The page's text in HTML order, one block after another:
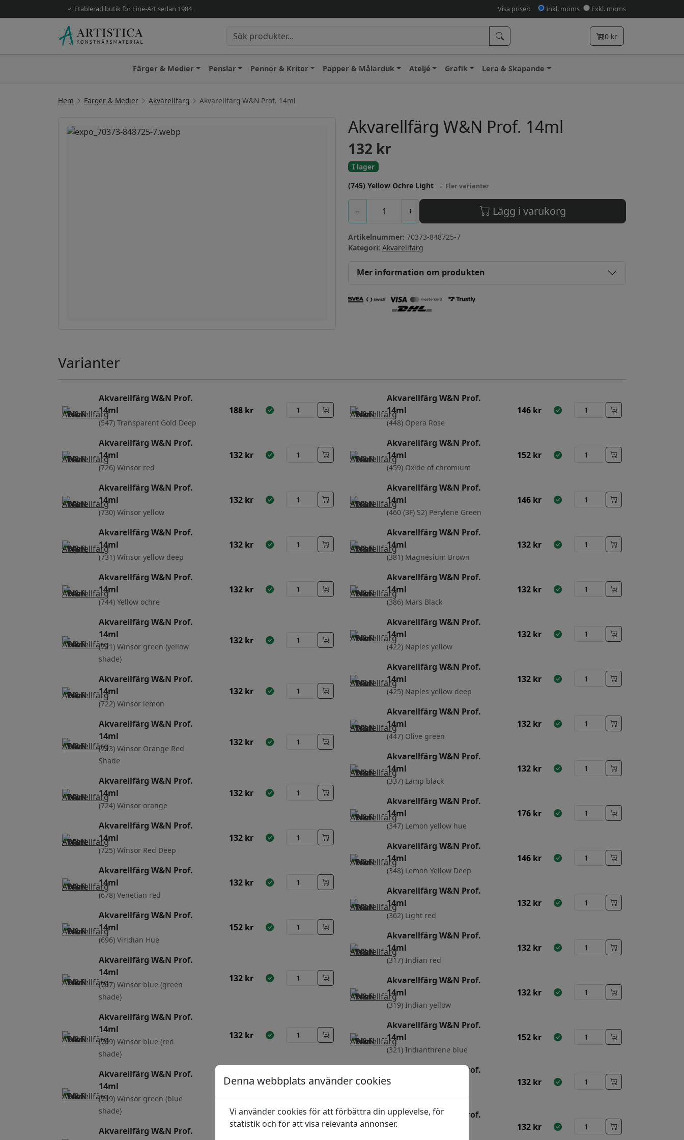
Etablerad butik för Fine-Art sedan 1984 Visa priser: Inkl. moms Exkl. moms
0 kr
Färger & Medier Penslar Pennor & Kritor Papper & Målarduk Ateljé Grafik Lera & Skapande
Hem Färger & Medier Akvarellfärg Akvarellfärg W&N Prof. 14ml
Akvarellfärg W&N Prof. 14ml
132 kr
I lager
(745) Yellow Ochre Light
Fler varianter
− + Lägg i varukorg
Artikelnummer: 70373-848725-7
Kategori: Akvarellfärg
Mer information om produkten
Varianter
Akvarellfärg W&N Prof.
14ml
(547) Transparent Gold Deep
188 kr
Akvarellfärg W&N Prof.
14ml
(726) Winsor red
132 kr
Akvarellfärg W&N Prof.
14ml
(730) Winsor yellow
132 kr
Akvarellfärg W&N Prof.
14ml
(731) Winsor yellow deep
132 kr
Akvarellfärg W&N Prof.
14ml
(744) Yellow ochre
132 kr
Akvarellfärg W&N Prof.
14ml
(721) Winsor green (yellow
shade)
132 kr
Akvarellfärg W&N Prof.
14ml
(722) Winsor lemon
132 kr
Akvarellfärg W&N Prof.
14ml
(723) Winsor Orange Red
Shade
132 kr
Akvarellfärg W&N Prof.
14ml
(724) Winsor orange
132 kr
Akvarellfärg W&N Prof.
14ml
(725) Winsor Red Deep
132 kr
Akvarellfärg W&N Prof.
14ml
(678) Venetian red
132 kr
Akvarellfärg W&N Prof.
14ml
(696) Viridian Hue
152 kr
Akvarellfärg W&N Prof.
14ml
(707) Winsor blue (green
shade)
132 kr
Akvarellfärg W&N Prof.
14ml
(709) Winsor blue (red
shade)
132 kr
Akvarellfärg W&N Prof.
14ml
(719) Winsor green (blue
shade)
Akvarellfärg W&N Prof.
Akvarellfärg W&N Prof.
14ml
(448) Opera Rose
146 kr
Akvarellfärg W&N Prof.
14ml
(459) Oxide of chromium
152 kr
Akvarellfärg W&N Prof.
14ml
(460 (3F) S2) Perylene Green
146 kr
Akvarellfärg W&N Prof.
14ml
(381) Magnesium Brown
132 kr
Akvarellfärg W&N Prof.
14ml
(386) Mars Black
132 kr
Akvarellfärg W&N Prof.
14ml
(422) Naples yellow
132 kr
Akvarellfärg W&N Prof.
14ml
(425) Naples yellow deep
132 kr
Akvarellfärg W&N Prof.
14ml
(447) Olive green
132 kr
Akvarellfärg W&N Prof.
14ml
(337) Lamp black
132 kr
Akvarellfärg W&N Prof.
14ml
(347) Lemon yellow hue
176 kr
Akvarellfärg W&N Prof.
14ml
(348) Lemon Yellow Deep
146 kr
Akvarellfärg W&N Prof.
14ml
(362) Light red
132 kr
Akvarellfärg W&N Prof.
14ml
(317) Indian red
132 kr
Akvarellfärg W&N Prof.
14ml
(319) Indian yellow
132 kr
Akvarellfärg W&N Prof.
14ml
(321) Indianthrene blue
152 kr
Akvarellfärg W&N Prof.
14ml
132 kr
Akvarellfärg W&N Prof.
14ml
132 kr
Denna webbplats använder cookies
Vi använder cookies för att förbättra din upplevelse, för
statistik och för att visa relevanta annonser.